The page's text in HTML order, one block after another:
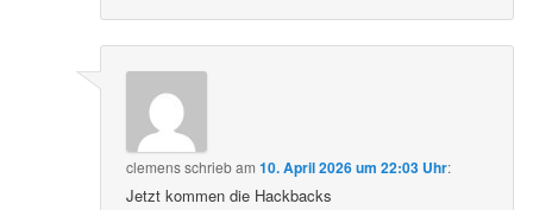
clemensschriebam10. April 2026 um 22:03 Uhr:
Jetzt kommen die Hackbacks